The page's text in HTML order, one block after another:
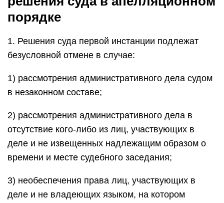
порядке
1. Решения суда первой инстанции подлежат
безусловной отмене в случае:
1) рассмотрения административного дела судом
в незаконном составе;
2) рассмотрения административного дела в
отсутствие кого-либо из лиц, участвующих в
деле и не извещенных надлежащим образом о
времени и месте судебного заседания;
3) необеспечения права лиц, участвующих в
деле и не владеющих языком, на котором